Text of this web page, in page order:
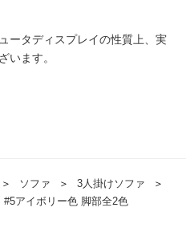
ータディスプレイの性質上、実
います。
＞ ソファ ＞ 3人掛けソファ
＞
アイボリー色 脚部全2色